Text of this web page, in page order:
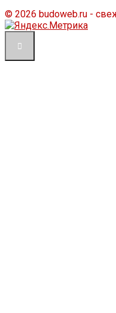
© 2026 budoweb.ru -